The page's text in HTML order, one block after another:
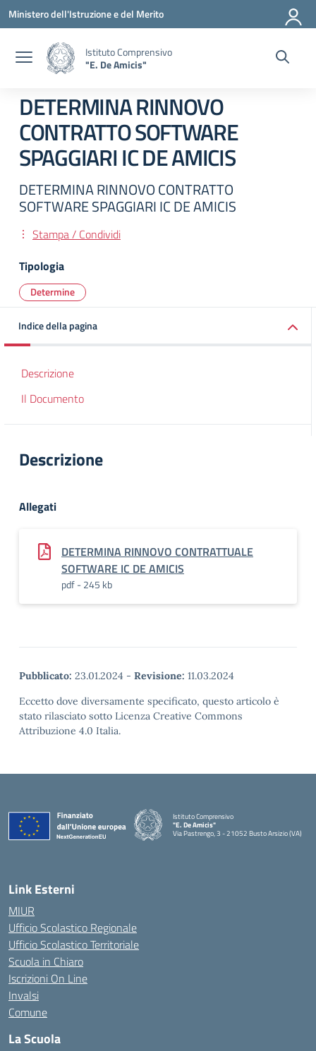
Vai ai contenuti
Vai al menu di navigazione
Vai al footer
Ministero dell'Istruzione e del Merito
Istituto Comprensivo
"E. De Amicis"
DETERMINA RINNOVO
CONTRATTO SOFTWARE
SPAGGIARI IC DE AMICIS
DETERMINA RINNOVO CONTRATTO
SOFTWARE SPAGGIARI IC DE AMICIS
Stampa / Condividi
Tipologia
Determine
Indice della pagina
Descrizione
Il Documento
Descrizione
Allegati
DETERMINA RINNOVO CONTRATTUALE
SOFTWARE IC DE AMICIS
pdf - 245 kb
Pubblicato: 23.01.2024 - Revisione: 11.03.2024
Eccetto dove diversamente specificato, questo articolo è
stato rilasciato sotto Licenza Creative Commons
Attribuzione 4.0 Italia.
Istituto Comprensivo
"E. De Amicis"
Via Pastrengo, 3 - 21052 Busto Arsizio (VA)
Link Esterni
MIUR
Ufficio Scolastico Regionale
Ufficio Scolastico Territoriale
Scuola in Chiaro
Iscrizioni On Line
Invalsi
Comune
La Scuola